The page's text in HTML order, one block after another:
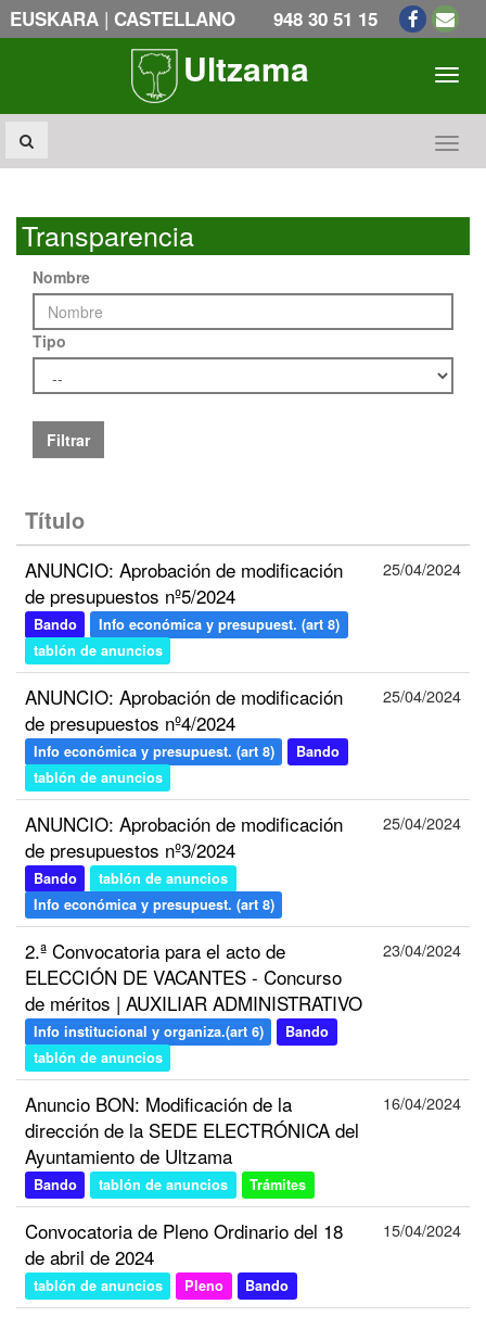
EUSKARA | CASTELLANO 948 30 51 15
Ultzama
Transparencia
Nombre
Tipo
Filtrar
Título
ANUNCIO: Aprobación de modificación
de presupuestos nº5/2024
Bando
Info económica y presupuest. (art 8)
tablón de anuncios
25/04/2024
ANUNCIO: Aprobación de modificación
de presupuestos nº4/2024
Info económica y presupuest. (art 8)
Bando
tablón de anuncios
25/04/2024
ANUNCIO: Aprobación de modificación
de presupuestos nº3/2024
Bando
tablón de anuncios
Info económica y presupuest. (art 8)
25/04/2024
2.ª Convocatoria para el acto de
ELECCIÓN DE VACANTES - Concurso
de méritos | AUXILIAR ADMINISTRATIVO
Info institucional y organiza.(art 6)
Bando
tablón de anuncios
23/04/2024
Anuncio BON: Modificación de la
dirección de la SEDE ELECTRÓNICA del
Ayuntamiento de Ultzama
Bando tablón de anuncios Trámites
16/04/2024
Convocatoria de Pleno Ordinario del 18
de abril de 2024
tablón de anuncios Pleno Bando
15/04/2024